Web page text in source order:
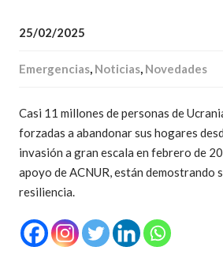
25/02/2025
Emergencias, Noticias, Novedades
Casi 11 millones de personas de
forzadas a abandonar sus hogares
invasión a gran escala en febrero de
apoyo de ACNUR, están demostrando
resiliencia.